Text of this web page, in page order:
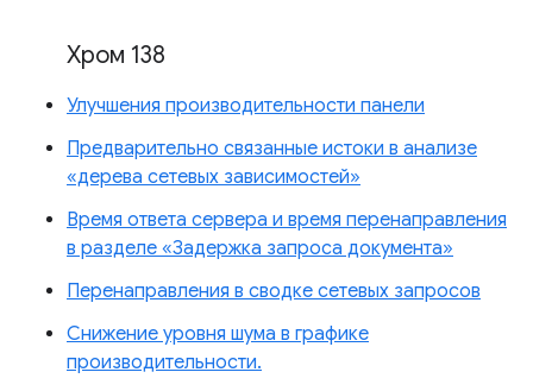
Хром 138
Улучшения производительности панели
Предварительно связанные истоки в анализе
«дерева сетевых зависимостей»
Время ответа сервера и время перенаправления
в разделе «Задержка запроса документа»
Перенаправления в сводке сетевых запросов
Снижение уровня шума в графике
производительности.